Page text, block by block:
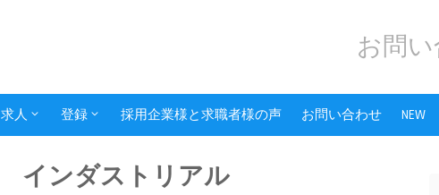
お問
求人 登録 採用企業様と求職者様の声 お問い合わせ NEW
インダストリアル